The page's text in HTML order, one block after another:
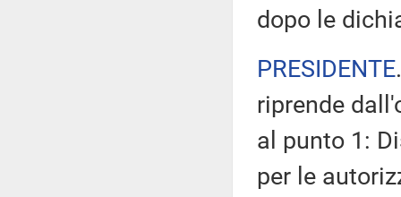
dopo le
PRESIDENTE
riprende
al punto 1:
per le